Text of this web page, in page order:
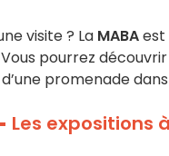
visite ? La MABAest
pourrez
promenade
Les expositions